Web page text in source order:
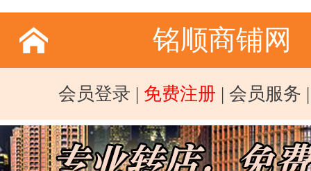
铭顺商铺网
会员登录 | 免费注册 | 会员服务